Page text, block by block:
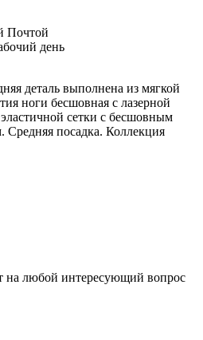
Почтой
день
деталь выполнена из мягкой
ноги бесшовная с лазерной
эластичной сетки с бесшовным
Средняя посадка. Коллекция
на любой интересующий вопрос